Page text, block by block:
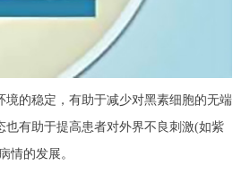
的稳定，有助于减少对黑素细胞的无端
有助于提高患者对外界不良刺激(如紫
情的发展。